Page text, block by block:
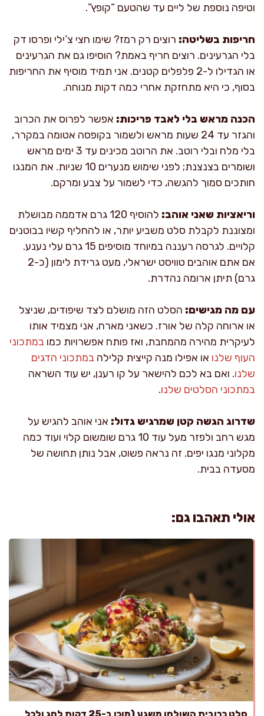
וטיפה נוספת של ליים עד שהטעם “קופץ”.
חריפות בשליטה: רוצים רק רמז? שימו חצי צ’ילי ופרסו דק
בלי הגרעינים. רוצים חריף באמת? הוסיפו גם את הגרעינים
או הגדילו ל-2 פלפלים קטנים. אני תמיד מוסיף את החריפות
בסוף, כי היא מתחזקת אחרי כמה דקות מנוחה.
הכנה מראש בלי לאבד פריכות: אפשר לפרוס את הכרוב
והגזר עד 24 שעות מראש ולשמור בקופסה אטומה במקרר,
בלי מלח ובלי רוטב. את הרוטב מכינים עד 3 ימים מראש
ושומרים בצנצנת; לפני שימוש מנערים 10 שניות. את המנגו
חותכים סמוך להגשה, כדי לשמור על צבע ומרקם.
וריאציות שאני אוהב:
להוסיף 120 גרם אדממה מבושלת
ומצוננת לקבלת סלט משביע יותר, או להחליף קשיו בבוטנים
קלויים. לגרסה רעננה במיוחד מוסיפים 15 גרם עלי נענע.
אם אתם אוהבים טוויסט ישראלי, מעט גרידת לימון (כ-2
גרם) תיתן ארומה נהדרת.
עם מה מגישים: הסלט הזה מושלם לצד שיפודים, שניצל
או ארוחה קלה של אורז. כשאני מארח, אני מצמיד אותו
לעיקרית מהירה מהמחבת, ואז פותח אפשרויות כמו במתכוני
העוף שלנו או אפילו מנה קייצית קלילה במתכוני הדגים
שלנו. ואם בא לכם להישאר על קו רענן, יש עוד השראה
במתכוני הסלטים שלנו.
שדרוג הגשה קטן שמרגיש גדול: אני אוהב להגיש על
מגש רחב ולפזר מעל עוד 10 גרם שומשום קלוי ועוד כמה
מקלוני מנגו יפים. זה נראה פשוט, אבל נותן תחושה של
מסעדה בבית.
אולי תאהבו גם: